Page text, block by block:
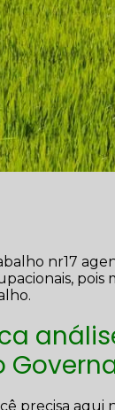
nr17
pois
precisa aqui